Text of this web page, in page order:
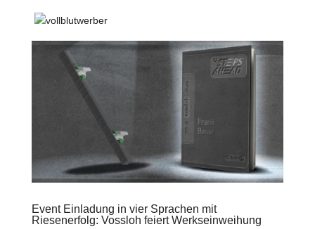
Event Einladung in vier Sprachen mit
Riesenerfolg: Vossloh feiert Werkseinweihung